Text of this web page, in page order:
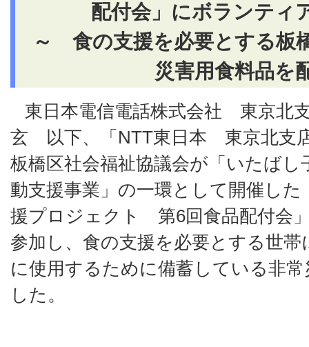
配付会」にボランティ
～ 食の支援を必要とする板
災害用食料品
東日本電信電話株式会社 東京
玄 以下、「NTT東日本 東京北支
板橋区社会福祉協議会が「いたば
動支援事業」の一環として開催し
援プロジェクト 第6回食品配付会
参加し、食の支援を必要とする世
に使用するために備蓄している非
した。